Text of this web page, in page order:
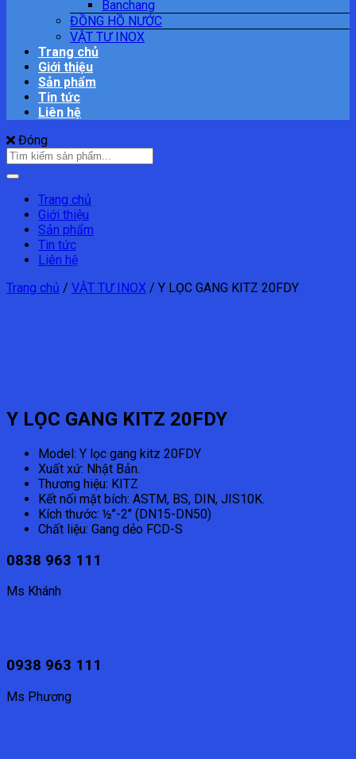
Banchang
ĐỒNG HỒ NƯỚC
VẬT TƯ INOX
Trang chủ
Giới thiệu
Sản phẩm
Tin tức
Liên hệ
Đóng
Tìm
kiếm:
Trang chủ
Giới thiệu
Sản phẩm
Tin tức
Liên hệ
Trang chủ / VẬT TƯ INOX / Y LỌC GANG KITZ 20FDY
Y LỌC GANG KITZ 20FDY
Model: Y lọc gang kitz 20FDY
Xuất xứ: Nhật Bản.
Thương hiệu: KITZ
Kết nối mặt bích: ASTM, BS, DIN, JIS10K.
Kích thước: ½’’-2’’ (DN15-DN50)
Chất liệu: Gang dẻo FCD-S
0838 963 111
Ms Khánh
0938 963 111
Ms Phương